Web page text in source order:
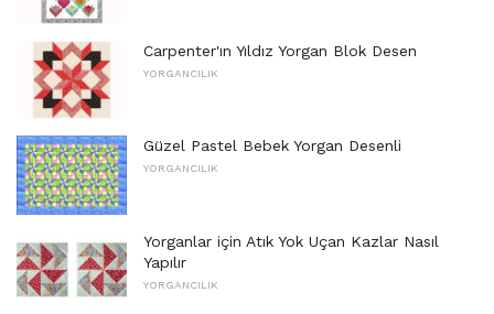
Carpenter'ın Yıldız Yorgan Blok Desen
YORGANCILIK
Güzel Pastel Bebek Yorgan Desenli
YORGANCILIK
Yorganlar için Atık Yok Uçan Kazlar Nasıl
Yapılır
YORGANCILIK